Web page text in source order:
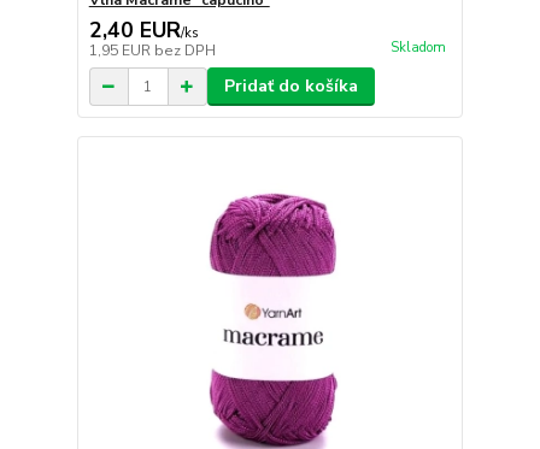
2,40 EUR/ks
1,95 EUR bez DPH Skladom
Pridať do košíka